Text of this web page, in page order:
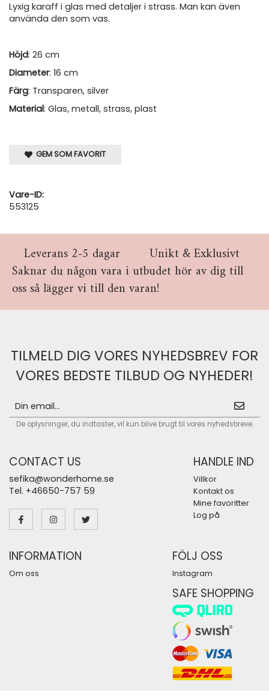
Lyxig karaff i glas med detaljer i strass. Man kan även
använda den som vas.
Höjd: 26 cm
Diameter: 16 cm
Färg: Transparen, silver
Material: Glas, metall, strass, plast
GEM SOM FAVORIT
Vare-ID:
553125
Leverans 2-5 dagar
Unikt & Exklusivt
Saknar du någon vara i utbudet hör av dig till
oss så lägger vi till den varan!
TILMELD DIG VORES NYHEDSBREV FOR
VORES BEDSTE TILBUD OG NYHEDER!
De oplysninger, du indtaster, vil kun blive brugt til vores nyhedsbreve.
CONTACT US
sefika@wonderhome.se
Tel. +46650-757 59
HANDLE IND
Villkor
Kontakt os
Mine favoritter
Log på
INFORMATION
Om oss
FÖLJ OSS
Instagram
SAFE SHOPPING